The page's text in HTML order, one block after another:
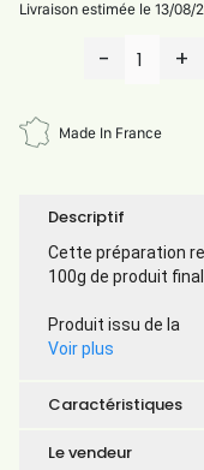
Livraison estimée le 13/08/
Made In France
- 1 +
Descriptif
Cette préparation
100g de produit final.
Produit issu de la
Voir plus
Caractéristiques
Le vendeur